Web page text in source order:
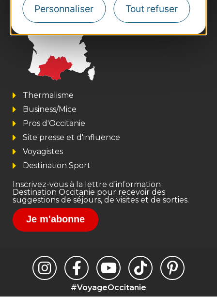
Personnaliser Tout refuser
Thermalisme
Business/Mice
Pros d'Occitanie
Site presse et d'influence
Voyagistes
Destination Sport
Inscrivez-vous à la lettre d'information
Destination Occitanie pour recevoir des
suggestions de séjours, de visites et de sorties.
Je m'abonne
#VoyageOccitanie